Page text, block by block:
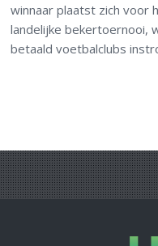
winnaar plaatst zich voor
landelijke bekertoernooi,
betaald voetbalclubs